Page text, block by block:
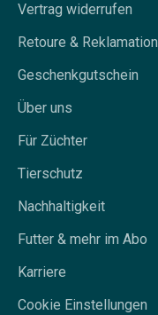
Vertrag widerrufen
Retoure & Reklamation
Geschenkgutschein
Über uns
Für Züchter
Tierschutz
Nachhaltigkeit
Futter & mehr im Abo
Karriere
Cookie Einstellungen